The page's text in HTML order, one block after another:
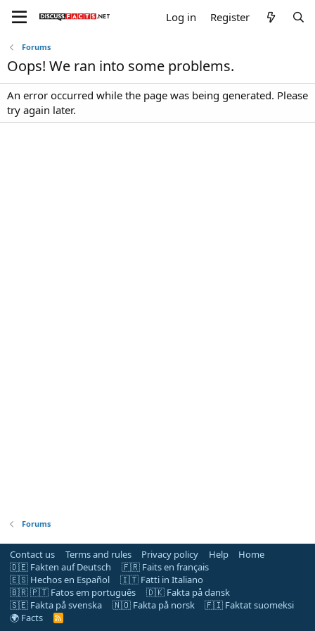
Log in Register
Forums
Oops! We ran into some problems.
An error occurred while the page was being generated. Please
try again later.
Forums
Contact us Terms and rules Privacy policy Help
Home
🇩🇪 Fakten auf Deutsch
🇫🇷 Faits en français
🇪🇸 Hechos en Español
🇮🇹 Fatti in Italiano
🇧🇷 🇵🇹 Fatos em português
🇩🇰 Fakta på dansk
🇸🇪 Fakta på svenska
🇳🇴 Fakta på norsk
🇫🇮 Faktat suomeksi
🌍 Facts
R